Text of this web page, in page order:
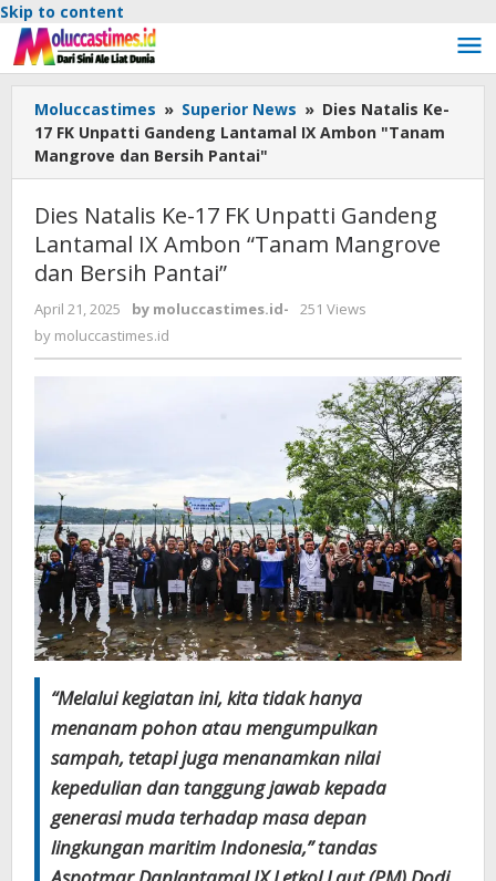
Skip to content
Moluccastimes » Superior News » Dies Natalis Ke-
17 FK Unpatti Gandeng Lantamal IX Ambon "Tanam
Mangrove dan Bersih Pantai"
Dies Natalis Ke-17 FK Unpatti Gandeng
Lantamal IX Ambon “Tanam Mangrove
dan Bersih Pantai”
April 21, 2025 by moluccastimes.id-
251 Views
by moluccastimes.id
“Melalui kegiatan ini, kita tidak hanya
menanam pohon atau mengumpulkan
sampah, tetapi juga menanamkan nilai
kepedulian dan tanggung jawab kepada
generasi muda terhadap masa depan
lingkungan maritim Indonesia,” tandas